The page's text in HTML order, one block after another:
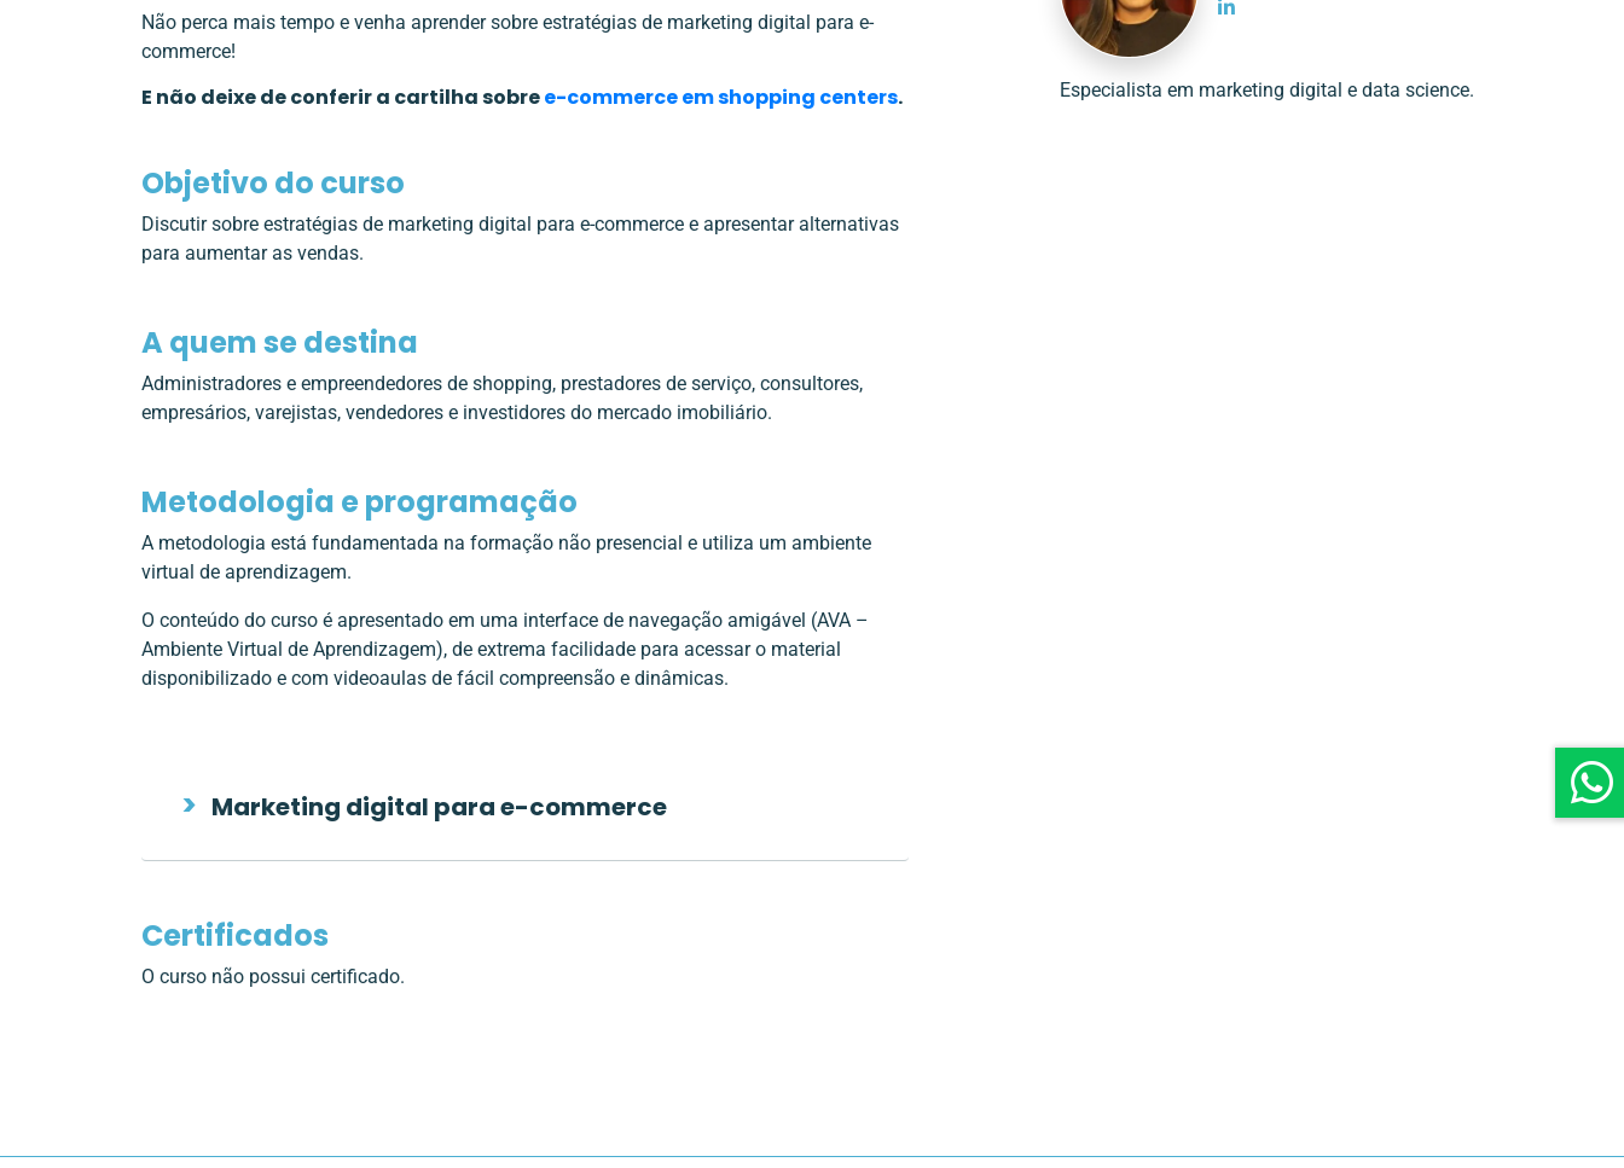
Não perca mais tempo e venha aprender sobre estratégias de marketing digital para e-
commerce!
E não deixe de conferir a cartilha sobree-commerce em shopping centers.
Objetivo do curso
Discutir sobre estratégias de marketing digital para e-commerce e apresentar alternativas
para aumentar as vendas.
A quem se destina
Administradores e empreendedores de shopping, prestadores de serviço, consultores,
empresários, varejistas, vendedores e investidores do mercado imobiliário.
Metodologia e programação
A metodologia está fundamentada na formação não presencial e utiliza um ambiente
virtual de aprendizagem.
O conteúdo do curso é apresentado em uma interface de navegação amigável (AVA –
Ambiente Virtual de Aprendizagem), de extrema facilidade para acessar o material
disponibilizado e com videoaulas de fácil compreensão e dinâmicas.
Marketing digital para e-commerce
Certificados
O curso não possui certificado.
Especialista em marketing digital e data science.